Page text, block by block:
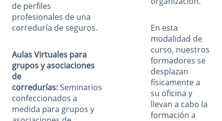
de perfiles
profesionales de una
correduría de seguros.
Aulas Virtuales para
grupos y asociaciones
de
corredurías:Seminarios
confeccionados a
medida para grupos y
En esta
modalidad de
curso, nuestros
formadores se
desplazan
físicamente a
su oficina y
llevan a cabo la
formación a